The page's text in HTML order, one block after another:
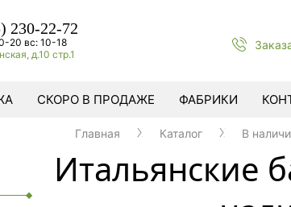
230-22-72
20 вс: 10-18
д.10 стр.1
СКОРО В ПРОДАЖЕ ФАБРИКИ
Главная Каталог В
Итальянские